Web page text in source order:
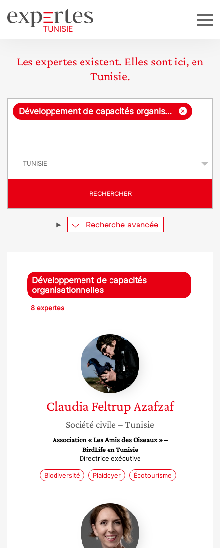
Les expertes existent. Elles sont ici, en
Tunisie.
R
ê
e
×
Développement de capacités organisationnelles
RECHERCHER
Recherche avancée
Développement de capacités
organisationnelles
8 expertes
Claudia
Feltrup
Azafzaf
ClaudiaFeltrup Azafzaf
Société civile – Tunisie
Association « Les Amis des Oiseaux » –
BirdLife en Tunisie
Directrice exécutive
Biodiversité Plaidoyer Écotourisme
Sarah
Neumann